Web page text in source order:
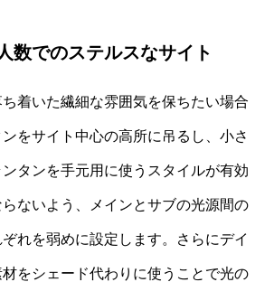
数でのステルスなサイト
着いた繊細な雰囲気を保ちたい場合
をサイト中心の高所に吊るし、小さ
タンを手元用に使うスタイルが有効
ないよう、メインとサブの光源間の
れを弱めに設定します。さらにデイ
をシェード代わりに使うことで光の